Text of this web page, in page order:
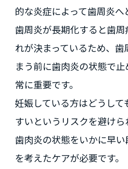
的な炎症によって歯周炎へ
歯周炎が長期化すると歯
れが決まっているため、歯
まう前に歯肉炎の状態で
常に重要です。
妊娠している方はどうして
すいというリスクを避け
歯肉炎の状態をいかに早
を考えたケアが必要です。